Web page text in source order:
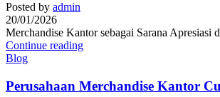
Posted by admin
20/01/2026
Merchandise Kantor sebagai Sarana
Continue reading
Blog
Perusahaan Merchandise Kantor